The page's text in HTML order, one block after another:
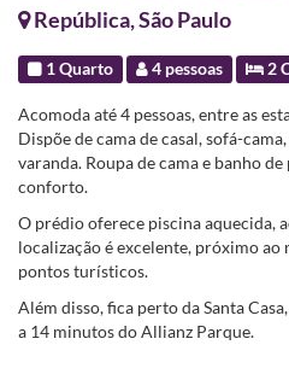
República, São Paulo
1 Quarto 4 pessoas 2
Acomoda até 4 pessoas, entre as
Dispõe de cama de casal, sofá-
varanda. Roupa de cama e banho
conforto.
O prédio oferece piscina aquecida,
localização é excelente, próximo ao
pontos turísticos.
Além disso, fica perto da Santa
a 14 minutos do Allianz Parque.